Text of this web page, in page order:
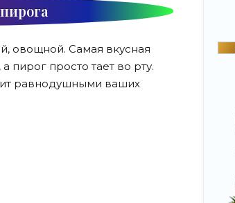
овощной. Самая вкусная
пирог просто тает во рту.
равнодушными ваших